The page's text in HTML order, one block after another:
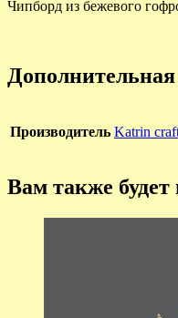
Чипборд из бежевого
Производитель Katrin
Вам также